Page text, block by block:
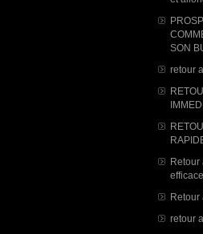
SON
retour
Retour
efficace
Retour
retour